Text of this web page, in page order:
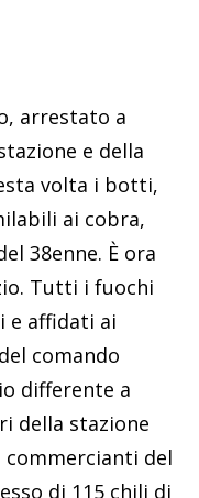
arrestato a
e della
volta i botti,
ai cobra,
38enne. È ora
Tutti i fuochi
e affidati ai
comando
differente a
della stazione
commercianti del
di 115 chili di